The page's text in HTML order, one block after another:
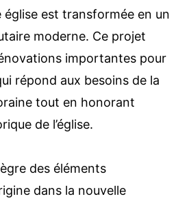
église est transformée en un
moderne. Ce projet
importantes pour
répond aux besoins de la
tout en honorant
de l’église.
des éléments
dans la nouvelle